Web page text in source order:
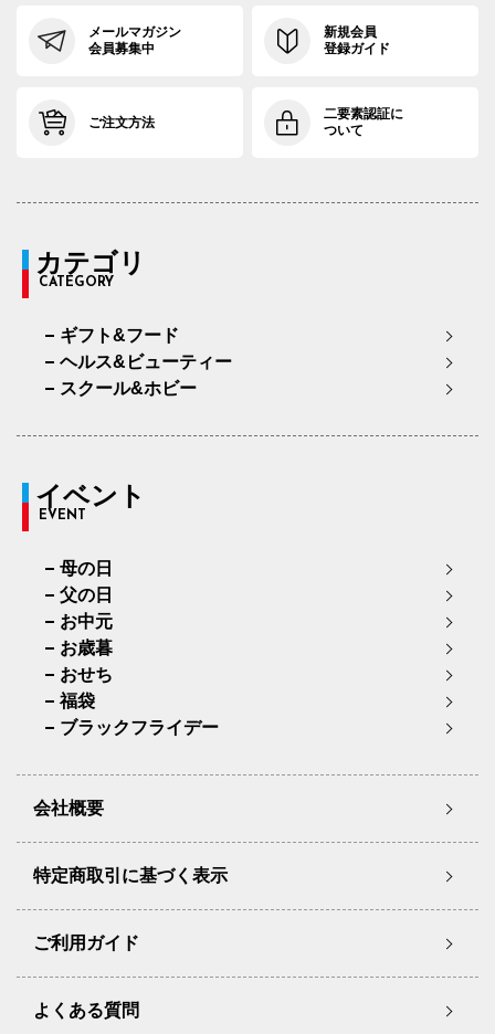
メールマガジン
会員募集中
新規会員
登録ガイド
ご注文方法
二要素認証に
ついて
カテゴリ
CATEGORY
ギフト&フード
ヘルス&ビューティー
スクール&ホビー
イベント
EVENT
母の日
父の日
お中元
お歳暮
おせち
福袋
ブラックフライデー
会社概要
特定商取引に基づく表示
ご利用ガイド
よくある質問